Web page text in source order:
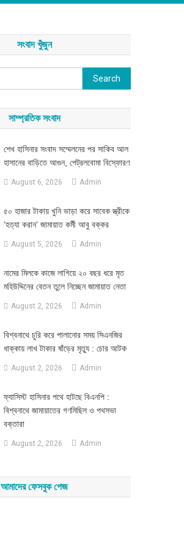
সংবাদ খুঁজুন
Search
সাম্প্রতিক সংবাদ
শেখ হাসিনার সংবাদ সম্মেলনের পর সাকিব আল
হাসানের বাড়িতে আগুন, পেট্রলবোমা বিস্ফোরণ
August 6, 2026 Admin
৫০ হাজার টাকায় খুনি ভাড়া করে সাবেক স্ত্রীকে
‘হত্যা করান’ জামায়াত কর্মী আবু বক্কর
August 5, 2026 Admin
নামের মিলকে কাজে লাগিয়ে ২০ বছর ধরে মৃত
মহিউদ্দিনের বেতন তুলে নিচ্ছেন জামায়াত নেতা
August 2, 2026 Admin
‎বিশ্বনাথে চুরি করে পালানোর সময় সিএনজির
ধাক্কায় লাখ টাকার ষাঁড়ের মৃত্যু : চোর আটক
August 2, 2026 Admin
‎ফ্যাসিস্ট হাসিনার পথে হাটছে বিএনপি :
বিশ্বনাথে জামায়াতের গণমিছিল ও পথসভা
বক্তারা
August 2, 2026 Admin
আমাদের ফেসবুক পেজ